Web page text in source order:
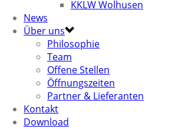
KKLW Wolhusen
News
Über uns
Philosophie
Team
Offene Stellen
Öffnungszeiten
Partner & Lieferanten
Kontakt
Download